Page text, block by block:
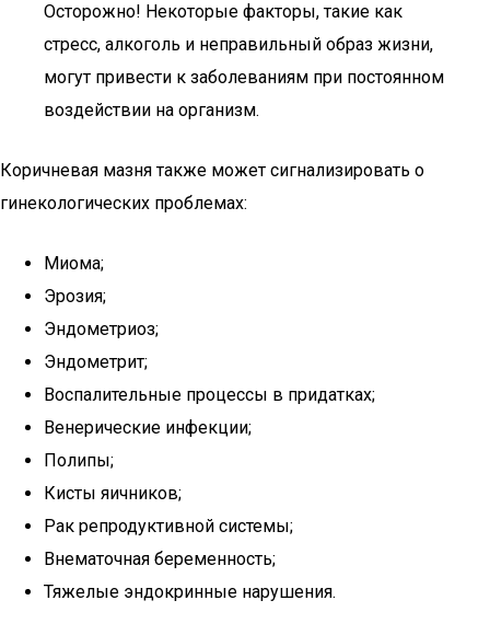
Осторожно! Некоторые факторы, такие как
стресс, алкоголь и неправильный образ жизни,
могут привести к заболеваниям при постоянном
воздействии на организм.
Коричневая мазня также может сигнализировать о
гинекологических проблемах:
Миома;
Эрозия;
Эндометриоз;
Эндометрит;
Воспалительные процессы в придатках;
Венерические инфекции;
Полипы;
Кисты яичников;
Рак репродуктивной системы;
Внематочная беременность;
Тяжелые эндокринные нарушения.